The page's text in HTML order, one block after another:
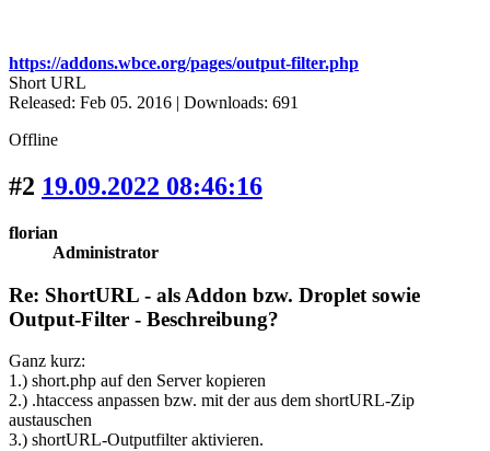
https://addons.wbce.org/pages/output-filter.php
Short URL
Released: Feb 05. 2016 | Downloads: 691
Offline
#2 19.09.2022 08:46:16
florian
Administrator
Re: ShortURL - als Addon bzw. Droplet sowie
Output-Filter - Beschreibung?
Ganz kurz:
1.) short.php auf den Server kopieren
2.) .htaccess anpassen bzw. mit der aus dem shortURL-Zip
austauschen
3.) shortURL-Outputfilter aktivieren.